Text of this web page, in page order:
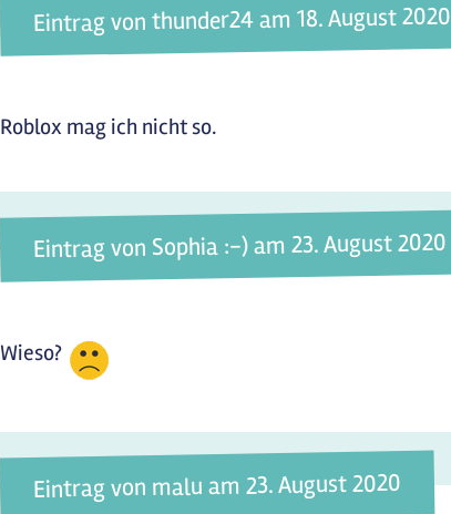
Eintrag von thunder24 am 18. August 2020
Roblox mag ich nicht so.
Eintrag von Sophia :-) am 23. August 2020
Wieso?
Eintrag von malu am 23. August 2020